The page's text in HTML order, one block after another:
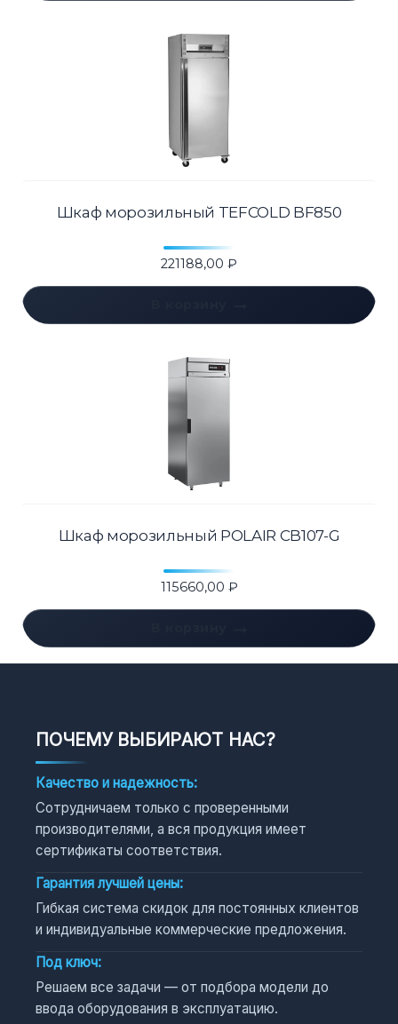
Шкаф морозильный TEFCOLD BF850
221188,00 ₽
Шкаф морозильный POLAIR CB107-G
115660,00 ₽
ПОЧЕМУ ВЫБИРАЮТ НАС?
Качество и надежность:
Сотрудничаем только с проверенными
производителями, а вся продукция имеет
сертификаты соответствия.
Гарантия лучшей цены:
Гибкая система скидок для постоянных клиентов
и индивидуальные коммерческие предложения.
Под ключ:
Решаем все задачи — от подбора модели до
ввода оборудования в эксплуатацию.